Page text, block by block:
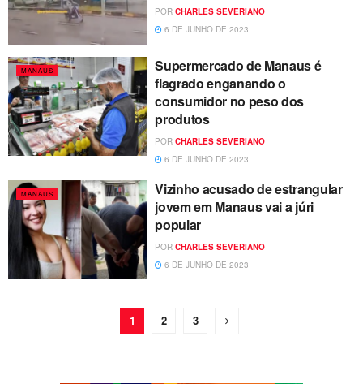
POR CHARLES SEVERIANO
6 DE JUNHO DE 2023
MANAUS
Supermercado de Manaus é
flagrado enganando o
consumidor no peso dos
produtos
POR CHARLES SEVERIANO
6 DE JUNHO DE 2023
MANAUS
Vizinho acusado de estrangular
jovem em Manaus vai a júri
popular
POR CHARLES SEVERIANO
6 DE JUNHO DE 2023
1 2 3